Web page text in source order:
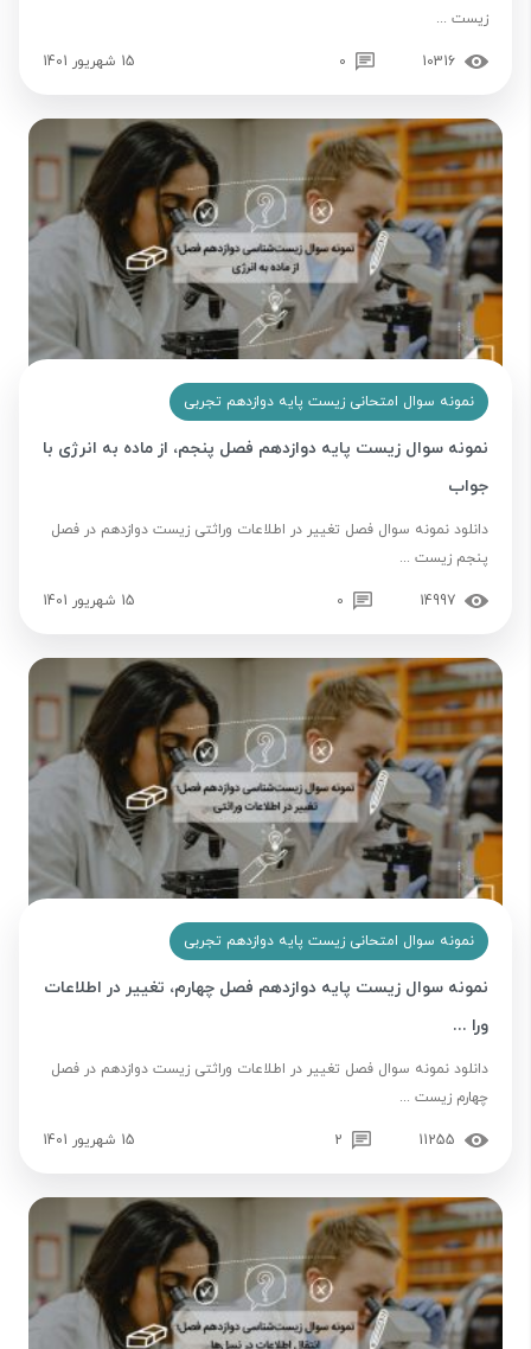
زیست ...
10316
0 15 شهریور 1401
نمونه سوال امتحانی زیست پایه دوازدهم تجربی
نمونه سوال زیست پایه دوازدهم فصل پنجم، از ماده به انرژی با
جواب
دانلود نمونه سوال فصل تغییر در اطلاعات وراثتی زیست دوازدهم در فصل
پنجم زیست ...
14997
0 15 شهریور 1401
نمونه سوال امتحانی زیست پایه دوازدهم تجربی
نمونه سوال زیست پایه دوازدهم فصل چهارم، تغییر در اطلاعات
ورا ...
دانلود نمونه سوال فصل تغییر در اطلاعات وراثتی زیست دوازدهم در فصل
چهارم زیست ...
11255
2 15 شهریور 1401